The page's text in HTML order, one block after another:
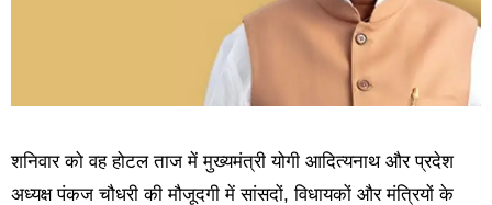
शनिवार को वह होटल ताज में मुख्यमंत्री योगी आदित्यनाथ और प्रदेश
अध्यक्ष पंकज चौधरी की मौजूदगी में सांसदों, विधायकों और मंत्रियों के